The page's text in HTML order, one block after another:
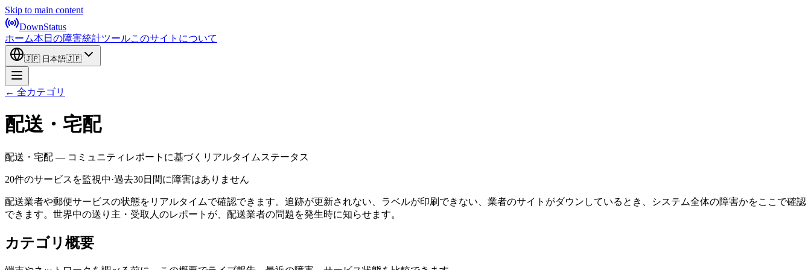
Skip to main content
DownStatus
ホーム本日の障害統計ツールこのサイトについて
🇯🇵 日本語🇯🇵
← 全カテゴリ
配送・宅配
配送・宅配 — コミュニティレポートに基づくリアルタイムステータス
20件のサービスを監視中·過去30日間に障害はありません
配送業者や郵便サービスの状態をリアルタイムで確認できます。追跡が更新されない、ラベルが印刷できない、業者のサイトがダウンしているとき、システム全体の障害かをここで確認
できます。世界中の送り主・受取人のレポートが、配送業者の問題を発生時に知らせます。
カテゴリ概要